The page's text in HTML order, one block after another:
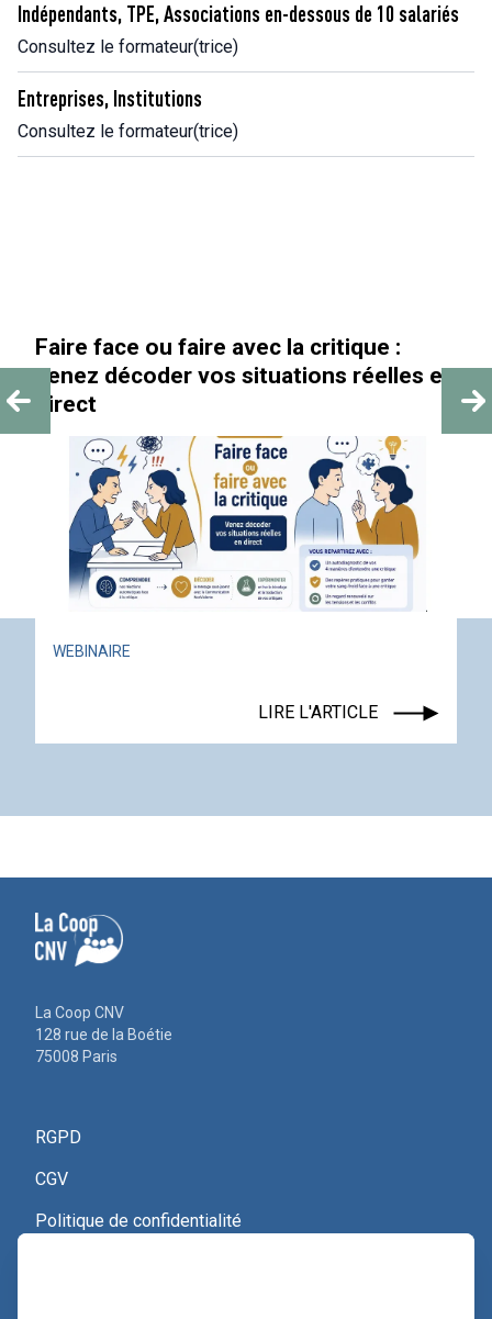
Indépendants, TPE, Associations en-dessous de 10 salariés
Consultez le formateur(trice)
Entreprises, Institutions
Consultez le formateur(trice)
Faire face ou faire avec la critique :
venez décoder vos situations réelles en
direct
WEBINAIRE
LIRE L'ARTICLE
La Coop CNV
128 rue de la Boétie
75008 Paris
RGPD
CGV
Politique de confidentialité